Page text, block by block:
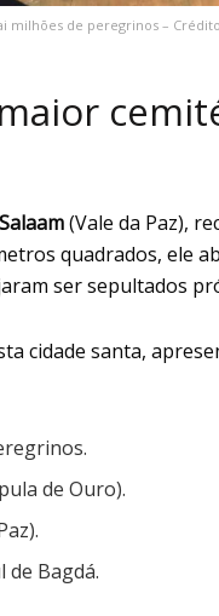
milhões de peregrinos –
(Vale da Paz),
quadrados, ele
ser sepultados
cidade santa,
de Ouro).
de Bagdá.